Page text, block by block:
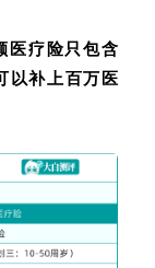
医疗险只包含
以补上百万医